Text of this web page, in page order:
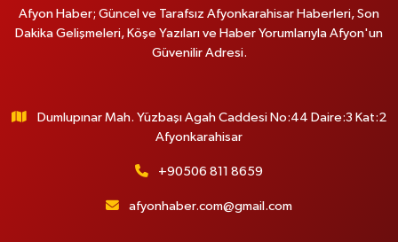
Afyon Haber; Güncel ve Tarafsız Afyonkarahisar Haberleri, Son
Dakika Gelişmeleri, Köşe Yazıları ve Haber Yorumlarıyla Afyon'un
Güvenilir Adresi.
Dumlupınar Mah. Yüzbaşı Agah Caddesi No:44 Daire:3 Kat:2
Afyonkarahisar
+90506 811 8659
afyonhaber.com@gmail.com